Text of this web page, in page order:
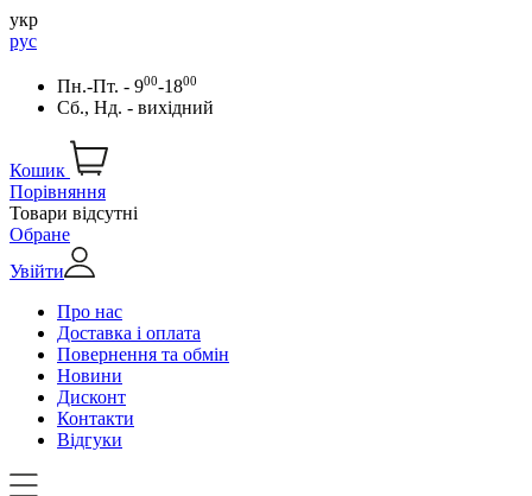
укр
рус
Пн.-Пт. - 900-1800
Сб., Нд. - вихідний
Кошик
Порівняння
Товари відсутні
Обране
Увійти
Про нас
Доставка і оплата
Повернення та обмін
Новини
Дисконт
Контакти
Відгуки